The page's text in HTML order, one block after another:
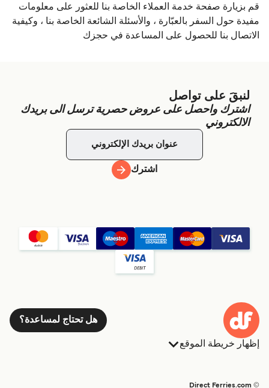
قم بزيارة صفحة خدمة العملاء الخاصة بنا للعثور على معلومات
مفيدة حول السفر بالعبّارة ، والأسئلة الشائعة الخاصة بنا ، وكيفية
الاتصال بنا للحصول على المساعدة في حجزك
لنبقَ على تواصل
اشترك واحصل على عروض حصرية ترسل الى بريدك
الالكتروني
اشترك
هل تحتاج لمساعدة؟
إظهار خريطة الموقع
البلدان
© Direct Ferries.com